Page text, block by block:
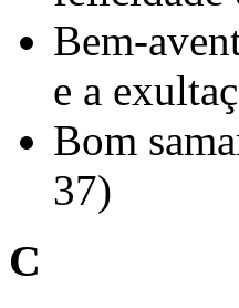
Bem-
e a
Bom
37)
C